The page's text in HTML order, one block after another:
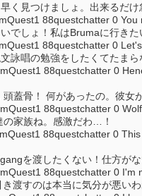
く見つけましょ。出来るだ
88questchatter 0
でしょ！私はBrumaに行き
88questchatter 0
詠唱の勉強をしたくてたまら
88questchatter 0
蓋骨！ 何があったの。彼
88questchatter 0
の家族ね。感激だわ…！
88questchatter 0
を渡したくない！仕方が
88questchatter 0 I'm
き渡すのは本当に気分が悪い